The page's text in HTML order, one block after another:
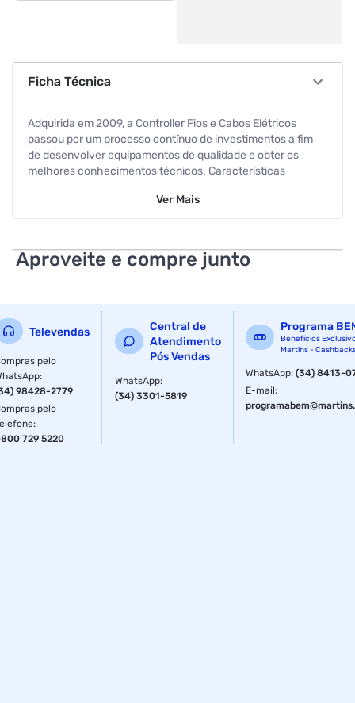
Ficha Técnica
Adquirida em 2009, a Controller Fios e Cabos Elétricos
passou por um processo contínuo de investimentos a fim
de desenvolver equipamentos de qualidade e obter os
melhores conhecimentos técnicos. Características
Cor: Preto Bitola: 4x1,00mm Embalagem: Rolo 100m
Ver Mais
Aproveite e compre junto
Televendas
pelo
:
98428-2779
pelo
:
729 5220
Central de
Atendimento
Pós Vendas
WhatsApp:
(34) 3301-5819
Programa
Benefícios
Martins -
WhatsApp:(34) 8413-
E-mail: